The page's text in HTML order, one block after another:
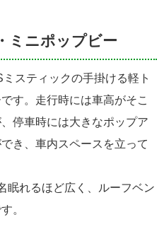
ミニポップビー
スティックの手掛ける軽ト
す。走行時には車高がそこ
停車時には大きなポップア
き、車内スペースを立って
眠れるほど広く、ルーフベン
。